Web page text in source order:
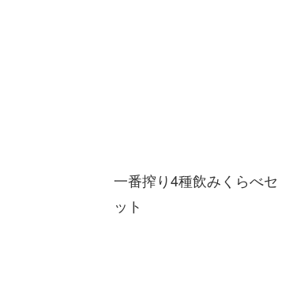
一番搾り4種飲みくらべセ
ット